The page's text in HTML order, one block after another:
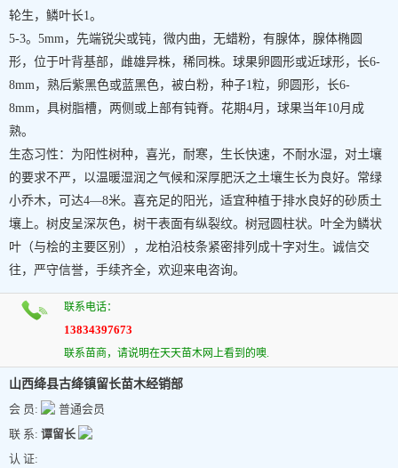
轮生，鳞叶长1。
5-3。5mm，先端锐尖或钝，微内曲，无蜡粉，有腺体，腺体椭圆
形，位于叶背基部，雌雄异株，稀同株。球果卵圆形或近球形，长6-
8mm，熟后紫黑色或蓝黑色，被白粉，种子1粒，卵圆形，长6-
8mm，具树脂槽，两侧或上部有钝脊。花期4月，球果当年10月成
熟。
生态习性：为阳性树种，喜光，耐寒，生长快速，不耐水湿，对土壤
的要求不严，以温暖湿润之气候和深厚肥沃之土壤生长为良好。常绿
小乔木，可达4—8米。喜充足的阳光，适宜种植于排水良好的砂质土
壤上。树皮呈深灰色，树干表面有纵裂纹。树冠圆柱状。叶全为鳞状
叶（与桧的主要区别），龙柏沿枝条紧密排列成十字对生。诚信交
往，严守信誉，手续齐全，欢迎来电咨询。
联系电话：
13834397673
联系苗商，请说明在天天苗木网上看到的噢.
山西绛县古绛镇留长苗木经销部
会 员:
普通会员
联 系: 谭留长
认 证: